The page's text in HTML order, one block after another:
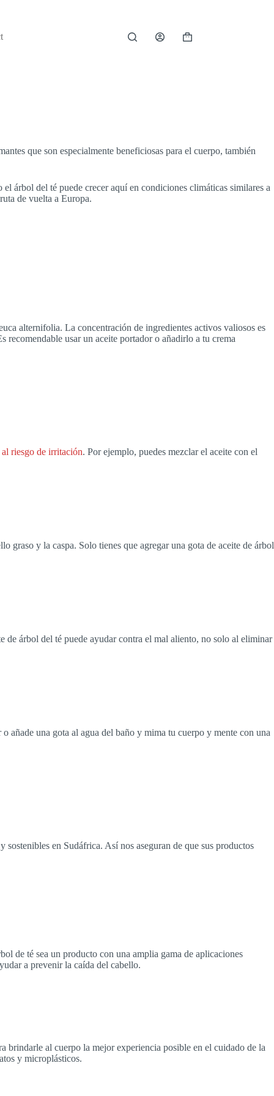
Carro
que son especialmente beneficiosas para el cuerpo, también
árbol del té puede crecer aquí en condiciones climáticas similares a
de vuelta a Europa.
alternifolia. La concentración de ingredientes activos valiosos es
recomendable usar un aceite portador o añadirlo a tu crema
riesgo de irritación. Por ejemplo, puedes mezclar el aceite con el
graso y la caspa. Solo tienes que agregar una gota de aceite de árbol
de árbol del té puede ayudar contra el mal aliento, no solo al eliminar
añade una gota al agua del baño y mima tu cuerpo y mente con una
en Sudáfrica. Así nos aseguran de que sus productos
de té sea un producto con una amplia gama de aplicaciones
a prevenir la caída del cabello.
brindarle al cuerpo la mejor experiencia posible en el cuidado de la
y microplásticos.